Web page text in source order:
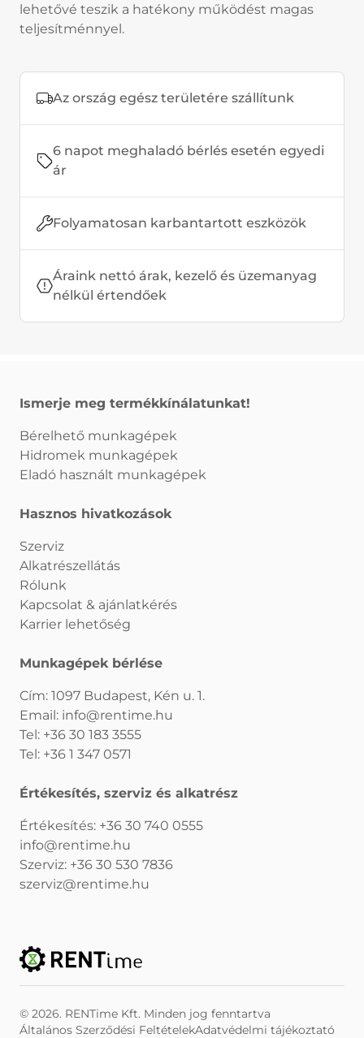
lehetővé teszik a hatékony működést magas
teljesítménnyel.
Az ország egész területére szállítunk
6 napot meghaladó bérlés esetén egyedi
ár
Folyamatosan karbantartott eszközök
Áraink nettó árak, kezelő és üzemanyag
nélkül értendőek
Ismerje meg termékkínálatunkat!
Bérelhető munkagépek
Hidromek munkagépek
Eladó használt munkagépek
Hasznos hivatkozások
Szerviz
Alkatrészellátás
Rólunk
Kapcsolat & ajánlatkérés
Karrier lehetőség
Munkagépek bérlése
Cím: 1097 Budapest, Kén u. 1.
Email: info@rentime.hu
Tel: +36 30 183 3555
Tel: +36 1 347 0571
Értékesítés, szerviz és alkatrész
Értékesítés: +36 30 740 0555
info@rentime.hu
Szerviz: +36 30 530 7836
szerviz@rentime.hu
© 2026. RENTime Kft. Minden jog fenntartva
Általános Szerződési FeltételekAdatvédelmi tájékoztató